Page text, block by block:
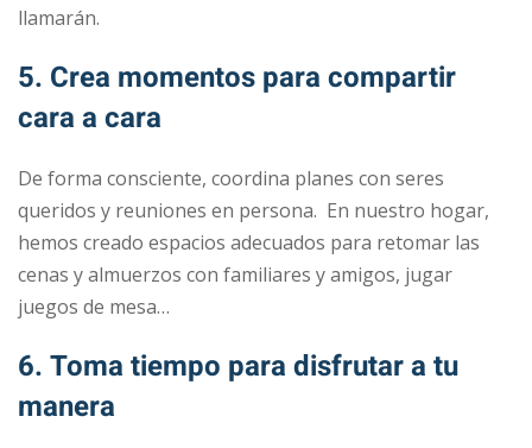
llamarán.
5. Crea momentos para compartir
cara a cara
De forma consciente, coordina planes con seres
queridos y reuniones en persona. En nuestro hogar,
hemos creado espacios adecuados para retomar las
cenas y almuerzos con familiares y amigos, jugar
juegos de mesa…
6. Toma tiempo para disfrutar a tu
manera